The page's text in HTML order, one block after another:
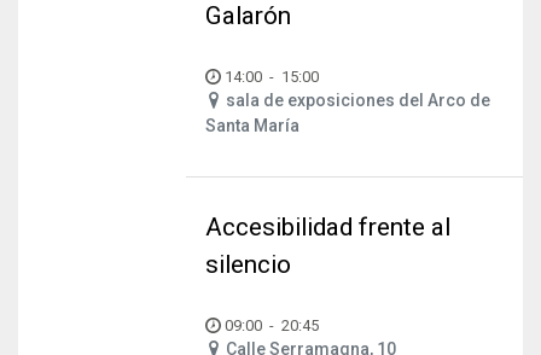
Galarón
14:00 - 15:00
sala de exposiciones del Arco de
Santa María
Accesibilidad frente al
silencio
09:00 -20:45
Calle Serramagna, 10